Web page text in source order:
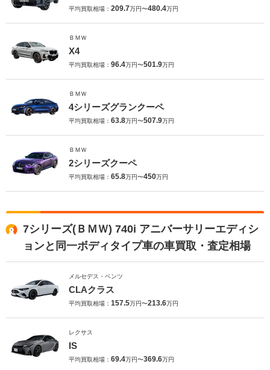
平均買取相場： 209.7万円〜480.4万円
ＢＭＷ
X4
平均買取相場： 96.4万円〜501.9万円
ＢＭＷ
4シリーズグランクーペ
平均買取相場： 63.8万円〜507.9万円
ＢＭＷ
2シリーズクーペ
平均買取相場： 65.8万円〜450万円
7シリーズ(ＢＭＷ) 740i アニバーサリーエディシ
ョンと同一ボディタイプ車の車買取・査定相場
メルセデス・ベンツ
CLAクラス
平均買取相場： 157.5万円〜213.6万円
レクサス
IS
平均買取相場： 69.4万円〜369.6万円